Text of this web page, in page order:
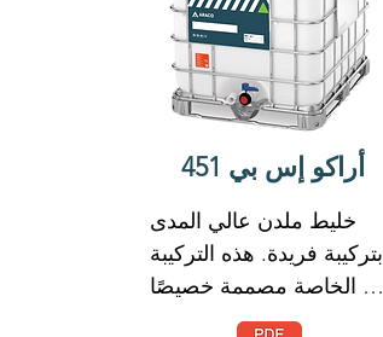
على كلوريد الكالسيوم أو
أي كلوريدات مضافة عن
قصد ولن يبدأ أو يساهم في
تآكل حديد التسليح الموجود
يفي ARACO SP 430
بمتطلبات ASTM C-494
Types G
أراكو إس بي 451
خليط ملدن عالي المدى
بتركيبة فريدة. هذه التركيبة
الخاصة مصممة خصيصًا
للاستخدام مع أدوات الربط